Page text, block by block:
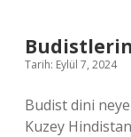
Budistlerin
Tarih: Eylül 7, 2024
Budist dini neye
Kuzey